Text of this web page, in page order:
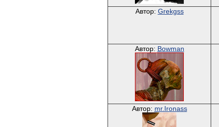
Автор: Grekgss
Автор: Bowman
Автор: mr.Ironass